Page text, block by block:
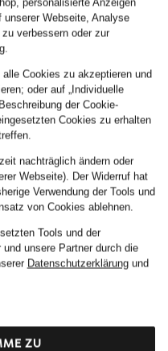
Webseite, Analyse
verbessern oder zur
Cookies zu akzeptieren und
oder auf „Individuelle
der Cookie-
Cookies zu erhalten
nachträglich ändern oder
Webseite). Der Widerruf hat
Verwendung der Tools und
von Cookies ablehnen.
Tools und der
unsere Partner durch die
Datenschutzerklärungund
ZU